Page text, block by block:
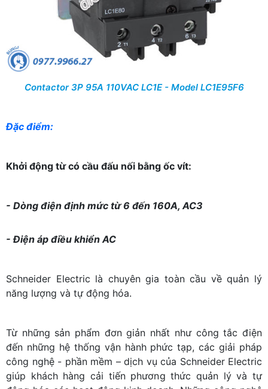
Contactor 3P 95A 110VAC LC1E - Model LC1E95F6
Đặc điểm:
Khởi động từ có cầu đấu nối bằng ốc vít:
- Dòng điện định mức từ 6 đến 160A, AC3
- Điện áp điều khiển AC
Schneider Electric là chuyên gia toàn cầu về quản lý
năng lượng và tự động hóa.
Từ những sản phẩm đơn giản nhất như công tắc điện
đến những hệ thống vận hành phức tạp, các giải pháp
công nghệ - phần mềm – dịch vụ của Schneider Electric
giúp khách hàng cải tiến phương thức quản lý và tự